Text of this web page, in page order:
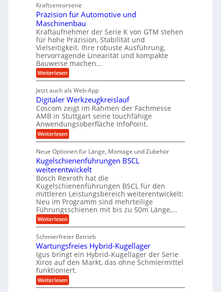
i
n
d
e
t
r
i
e
b
e
f
ü
r
r
a
e
U
m
g
e
b
u
n
g
e
n
n
d
A
u
f
t
r
a
g
s
e
i
n
g
a
n
g
l
o
s
e
,
w
e
n
i
g
e
r
S
t
e
l
e
n
h
n
s
t
a
n
g
e
n
g
e
t
r
i
e
b
e
f
ü
r
r
ä
z
i
s
e
H
u
b
b
e
w
e
g
u
n
g
e
n
Kraftsensorserie
Präzision für Automotive und
Maschinenbau
Kraftaufnehmer der Serie K von GTM stehen
für hohe Präzision, Stabilität und
Vielseitigkeit. Ihre robuste Ausführung,
hervorragende Linearität und kompakte
Bauweise machen…
Weiterlesen:
P
ä
z
i
s
i
o
n
f
r
A
u
t
o
m
o
t
i
v
e
n
d
M
a
s
c
h
i
Jetzt auch als Web-App
Digitaler Werkzeugkreislauf
Coscom zeigt im Rahmen der Fachmesse
AMB in Stuttgart seine touchfähige
Anwendungsoberfläche InfoPoint.
Weiterlesen:
D
g
i
t
a
l
e
r
W
e
r
k
z
e
u
g
k
r
e
i
s
Neue Optionen für Länge, Montage und Zubehör
Kugelschienenführungen BSCL
weiterentwickelt
Bosch Rexroth hat die
Kugelschienenführungen BSCL für den
mittleren Leistungsbereich weiterentwickelt:
Neu im Programm sind mehrteilige
Führungsschienen mit bis zu 50m Länge,…
Weiterlesen:
K
g
e
l
s
c
h
i
e
Schmierfreier Betrieb
Wartungsfreies Hybrid-Kugellager
Igus bringt ein Hybrid-Kugellager der Serie
Xiros auf den Markt, das ohne Schmiermittel
funktioniert.
Weiterlesen:
W